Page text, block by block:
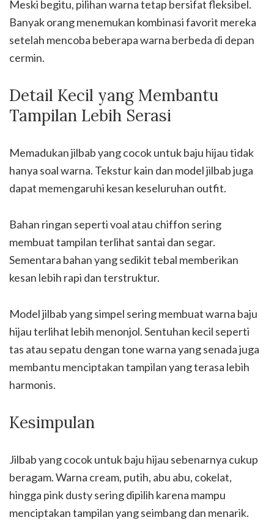
Meski begitu, pilihan warna tetap bersifat fleksibel.
Banyak orang menemukan kombinasi favorit mereka
setelah mencoba beberapa warna berbeda di depan
cermin.
Detail Kecil yang Membantu
Tampilan Lebih Serasi
Memadukan jilbab yang cocok untuk baju hijau tidak
hanya soal warna. Tekstur kain dan model jilbab juga
dapat memengaruhi kesan keseluruhan outfit.
Bahan ringan seperti voal atau chiffon sering
membuat tampilan terlihat santai dan segar.
Sementara bahan yang sedikit tebal memberikan
kesan lebih rapi dan terstruktur.
Model jilbab yang simpel sering membuat warna baju
hijau terlihat lebih menonjol. Sentuhan kecil seperti
tas atau sepatu dengan tone warna yang senada juga
membantu menciptakan tampilan yang terasa lebih
harmonis.
Kesimpulan
Jilbab yang cocok untuk baju hijau sebenarnya cukup
beragam. Warna cream, putih, abu abu, cokelat,
hingga pink dusty sering dipilih karena mampu
menciptakan tampilan yang seimbang dan menarik.